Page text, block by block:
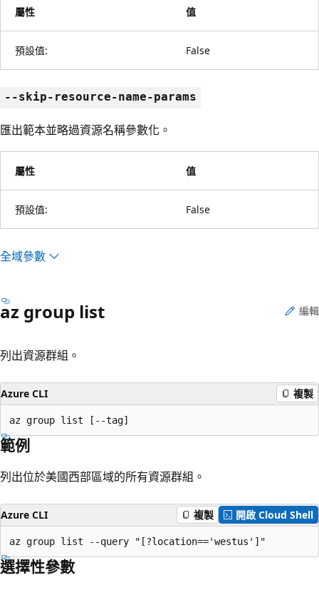
屬性 值
預設值: False
--skip-resource-name-params
匯出範本並略過資源名稱參數化。
屬性 值
預設值: False
全域參數
az group list 編輯
列出資源群組。
Azure CLI 複製
az group list [--tag]
範例
列出位於美國西部區域的所有資源群組。
Azure CLI 複製 開啟 Cloud Shell
az group list --query "[?location=='westus']"
選擇性參數